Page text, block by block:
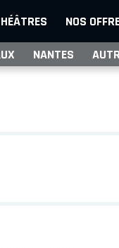
NOS
NANTES